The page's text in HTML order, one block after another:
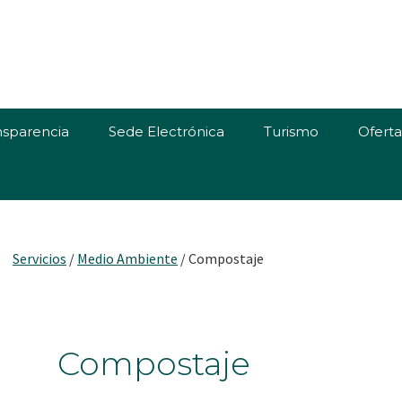
Sede Electrónica Turismo
Servicios / Medio Ambiente /Compostaje
Compostaje